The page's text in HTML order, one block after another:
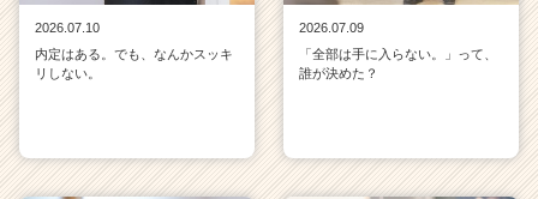
2026.07.10
内定はある。でも、なんかスッキ
リしない。
2026.07.09
「全部は手に入らない。」って、
誰が決めた？